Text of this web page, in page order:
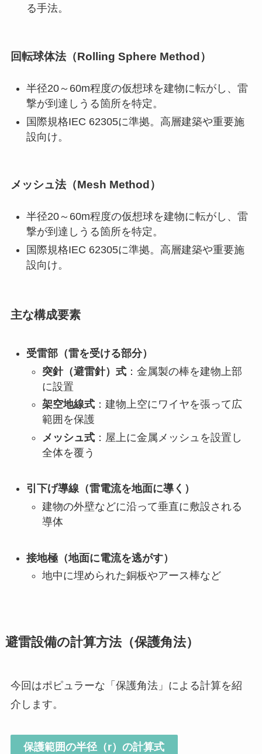
る手法。
回転球体法（Rolling Sphere Method）
半径20～60m程度の仮想球を建物に転がし、雷
撃が到達しうる箇所を特定。
国際規格IEC 62305に準拠。高層建築や重要施
設向け。
メッシュ法（Mesh Method）
半径20～60m程度の仮想球を建物に転がし、雷
撃が到達しうる箇所を特定。
国際規格IEC 62305に準拠。高層建築や重要施
設向け。
主な構成要素
受雷部（雷を受ける部分）
突針（避雷針）式：金属製の棒を建物上部
に設置
架空地線式：建物上空にワイヤを張って広
範囲を保護
メッシュ式：屋上に金属メッシュを設置し
全体を覆う
引下げ導線（雷電流を地面に導く）
建物の外壁などに沿って垂直に敷設される
導体
接地極（地面に電流を逃がす）
地中に埋められた銅板やアース棒など
避雷設備の計算方法（保護角法）
今回はポピュラーな「保護角法」による計算を紹
介します。
保護範囲の半径（r）の計算式